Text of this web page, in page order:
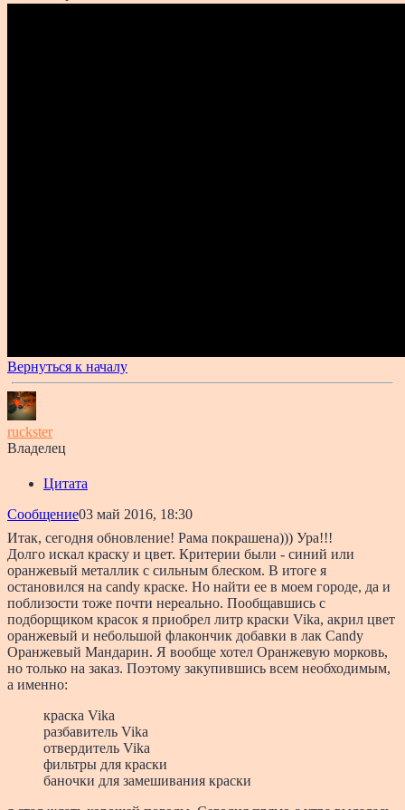
Вернуться к началу
ruckster
Владелец
Цитата
Сообщение03 май 2016, 18:30
Итак, сегодня обновление! Рама покрашена))) Ура!!!
Долго искал краску и цвет. Критерии были - синий или
оранжевый металлик с сильным блеском. В итоге я
остановился на candy краске. Но найти ее в моем городе, да и
поблизости тоже почти нереально. Пообщавшись с
подборщиком красок я приобрел литр краски Vika, акрил цвет
оранжевый и небольшой флакончик добавки в лак Candy
Оранжевый Мандарин. Я вообще хотел Оранжевую морковь,
но только на заказ. Поэтому закупившись всем необходимым,
а именно:
краска Vika
разбавитель Vika
отвердитель Vika
фильтры для краски
баночки для замешивания краски